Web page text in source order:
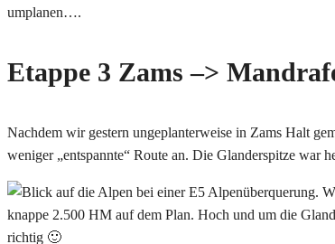
umplanen….
Etappe 3 Zams –>
Nachdem wir gestern ungeplanterweise in Zams Halt
weniger „entspannte“ Route an. Die Glanderspitze war
knappe 2.500 HM auf dem Plan. Hoch und um die
richtig 🙂